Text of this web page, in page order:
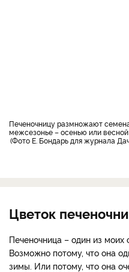
Печеночницу размножают семенами и делением корня, высаживают в
межсезонье – осенью или весной
Фото Е. Бондарь для журнала
Цветок
Печеночница – один из
Возможно потому, что она
зимы. Или потому, что она